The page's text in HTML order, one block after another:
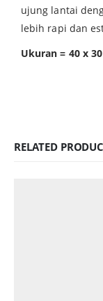
ujung lantai
lebih rapi dan
Ukuran = 40 x
RELATED